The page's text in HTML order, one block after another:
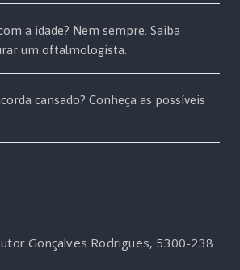
a idade? Nem sempre. Saiba
um oftalmologista.
cansado? Conheça as possíveis
Gonçalves Rodrigues, 5300-238